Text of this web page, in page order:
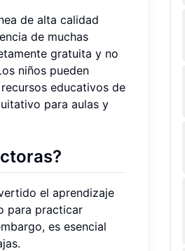
de alta calidad
de muchas
gratuita y no
niños pueden
educativos de
para aulas y
el aprendizaje
para practicar
es esencial